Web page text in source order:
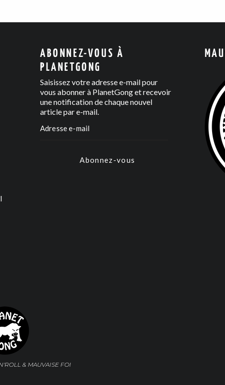
ABONNEZ-VOUS À
PLANETGONG
Saisissez votre adresse e-mail pour
vous abonner à PlanetGong et recevoir
une notification de chaque nouvel
article par e-mail.
Abonnez-vous
& MAUVAISE FOI